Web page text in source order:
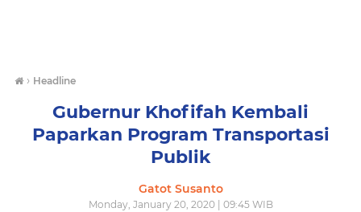
› Headline
Gubernur Khofifah Kembali
Paparkan Program Transportasi
Publik
Gatot Susanto
Monday, January 20, 2020 | 09:45 WIB